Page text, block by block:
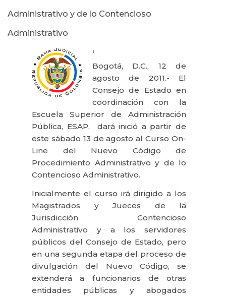
Administrativo y de lo Contencioso
Administrativo
'
Bogotá, D.C., 12 de
agosto de 2011.- El
Consejo de Estado en
coordinación con la
Escuela Superior de Administración
Pública, ESAP,
dará inició a partir de
este sábado 13 de agosto al Curso On-
Line del Nuevo Código de
Procedimiento Administrativo y de lo
Contencioso Administrativo.
Inicialmente el curso irá dirigido a los
Magistrados y Jueces de la
Jurisdicción Contencioso
Administrativo y a los servidores
públicos del Consejo de Estado, pero
en una segunda etapa del proceso de
divulgación del Nuevo Código, se
extenderá a funcionarios de otras
entidades públicas y abogados